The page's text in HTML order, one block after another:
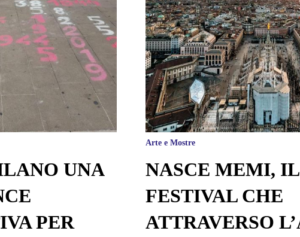
UNA
PER
Arte e Mostre
NASCE MEMI, IL
FESTIVAL CHE
ATTRAVERSO